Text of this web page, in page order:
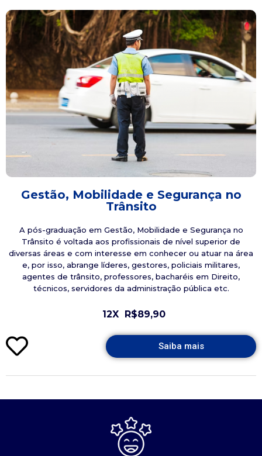
Gestão, Mobilidade e Segurança no
Trânsito
A pós-graduação em Gestão, Mobilidade e Segurança no
Trânsito é voltada aos profissionais de nível superior de
diversas áreas e com interesse em conhecer ou atuar na área
e, por isso, abrange líderes, gestores, policiais militares,
agentes de trânsito, professores, bacharéis em Direito,
técnicos, servidores da administração pública etc.
12X R$89,90
Saiba mais